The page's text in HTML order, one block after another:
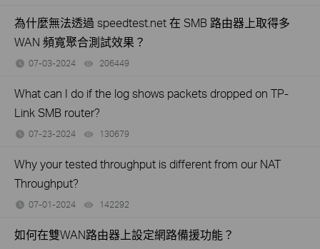
為什麼無法透過 speedtest.net 在 SMB 路由器上取得多
WAN 頻寬聚合測試效果？
07-03-2024 206449
What can I do if the log shows packets dropped on TP-
Link SMB router?
07-23-2024 130679
Why your tested throughput is different from our NAT
Throughput?
07-01-2024 142292
如何在雙WAN路由器上設定網路備援功能？